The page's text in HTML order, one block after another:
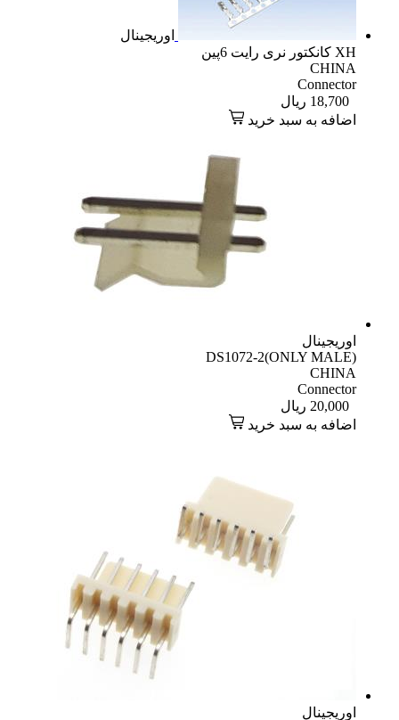
اوریجینال
XH کانکتور نری رایت 6پین
CHINA
Connector
18,700 ریال
اضافه به سبد خرید
اوریجینال
DS1072-2(ONLY MALE)
CHINA
Connector
20,000 ریال
اضافه به سبد خرید
اوریجینال